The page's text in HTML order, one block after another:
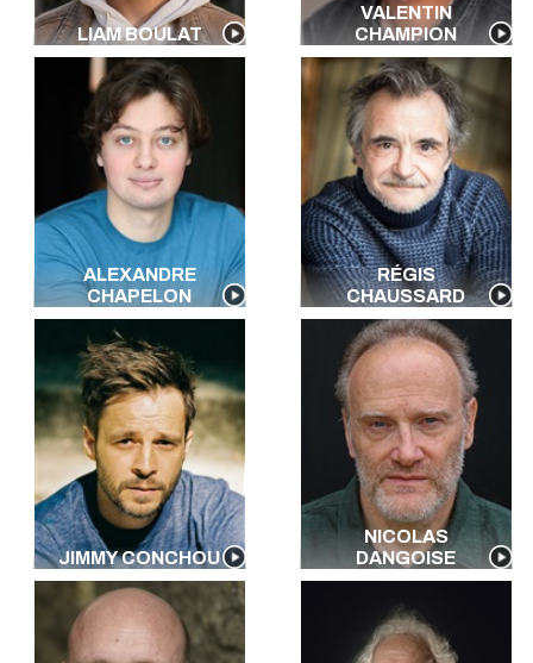
LIAM BOULAT
VALENTIN
CHAMPION
ALEXANDRE
CHAPELON
RÉGIS
CHAUSSARD
JIMMY CONCHOU
NICOLAS
DANGOISE